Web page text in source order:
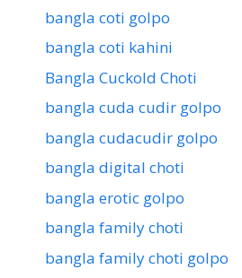
bangla coti golpo
bangla coti kahini
Bangla Cuckold Choti
bangla cuda cudir golpo
bangla cudacudir golpo
bangla digital choti
bangla erotic golpo
bangla family choti
bangla family choti golpo